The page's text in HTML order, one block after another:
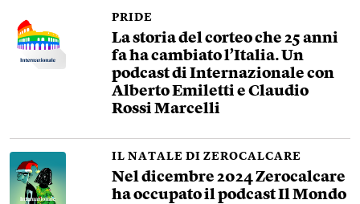
PRIDE
La storia del corteo che 25 anni
fa ha cambiato l’Italia. Un
podcast di Internazionale con
Alberto Emiletti e Claudio
Rossi Marcelli
IL NATALE DI ZEROCALCARE
Nel dicembre 2024 Zerocalcare
ha occupato il podcast Il Mondo